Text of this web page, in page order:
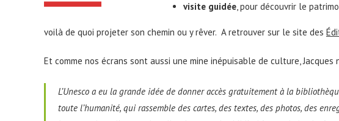
visite guidée, pour découvrir le
voilà de quoi projeter son chemin ou y rêver. A retrouver sur le site des
Et comme nos écrans sont aussi une mine inépuisable de culture,
L’Unesco a eu la grande idée de donner accès gratuitement à la
toute l’humanité, qui rassemble des cartes, des textes, des photos, des